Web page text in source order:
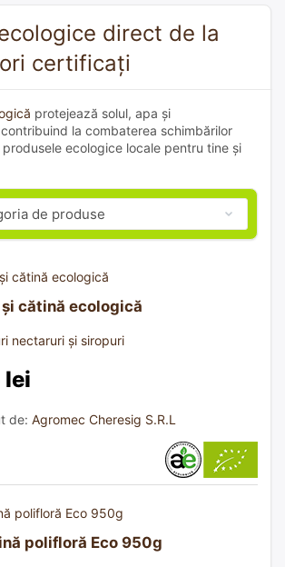
direct de la
certificați
protejează solul, apa și
la combaterea schimbărilor
ecologice locale pentru tine și
cătină ecologică
nectaruri și siropuri
lei
de: Agromec Cheresig S.R.L
polifloră Eco 950g